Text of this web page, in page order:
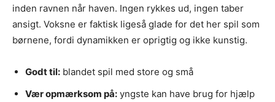
inden ravnen når haven. Ingen rykkes ud, ingen taber
ansigt. Voksne er faktisk ligeså glade for det her spil som
børnene, fordi dynamikken er oprigtig og ikke kunstig.
Godt til: blandet spil med store og små
Vær opmærksom på: yngste kan have brug for hjælp